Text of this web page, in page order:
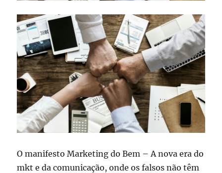
O manifesto Marketing do Bem – A nova era do
mkt e da comunicação, onde os falsos não têm